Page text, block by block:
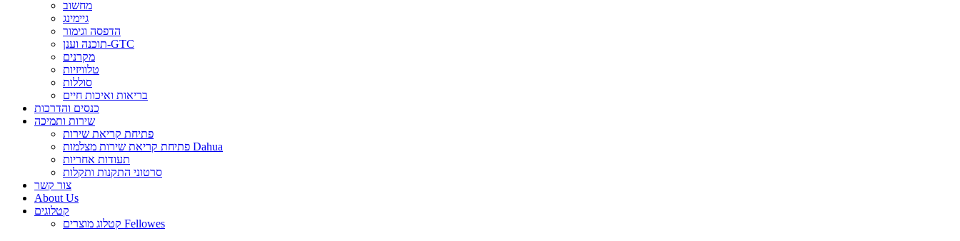
מחשוב
גיימינג
הדפסה וגימור
תוכנה וענן-GTC
מקרנים
טלוויזיות
סוללות
בריאות ואיכות חיים
כנסים והדרכות
שירות ותמיכה
פתיחת קריאת שירות
פתיחת קריאת שירות מצלמות Dahua
תעודות אחריות
סרטוני התקנות ותקלות
צור קשר
About Us
קטלוגים
קטלוג מוצרים Fellowes